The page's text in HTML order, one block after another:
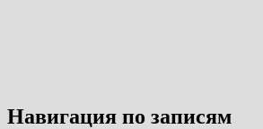
Навигация по записям